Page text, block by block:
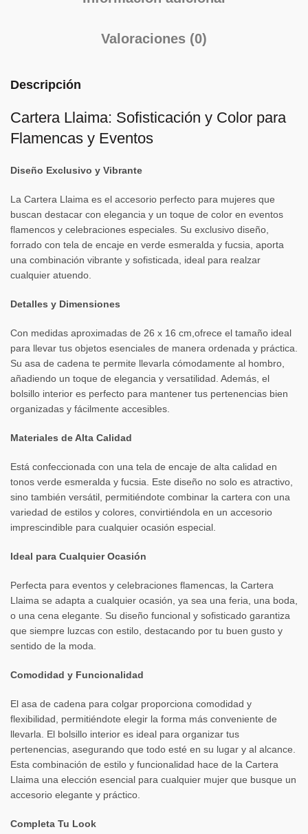
Valoraciones (0)
Descripción
Cartera Llaima: Sofisticación y Color para
Flamencas y Eventos
Diseño Exclusivo y Vibrante
La Cartera Llaima es el accesorio perfecto para mujeres que
buscan destacar con elegancia y un toque de color en eventos
flamencos y celebraciones especiales. Su exclusivo diseño,
forrado con tela de encaje en verde esmeralda y fucsia, aporta
una combinación vibrante y sofisticada, ideal para realzar
cualquier atuendo.
Detalles y Dimensiones
Con medidas aproximadas de 26 x 16 cm,ofrece el tamaño ideal
para llevar tus objetos esenciales de manera ordenada y práctica.
Su asa de cadena te permite llevarla cómodamente al hombro,
añadiendo un toque de elegancia y versatilidad. Además, el
bolsillo interior es perfecto para mantener tus pertenencias bien
organizadas y fácilmente accesibles.
Materiales de Alta Calidad
Está confeccionada con una tela de encaje de alta calidad en
tonos verde esmeralda y fucsia. Este diseño no solo es atractivo,
sino también versátil, permitiéndote combinar la cartera con una
variedad de estilos y colores, convirtiéndola en un accesorio
imprescindible para cualquier ocasión especial.
Ideal para Cualquier Ocasión
Perfecta para eventos y celebraciones flamencas, la Cartera
Llaima se adapta a cualquier ocasión, ya sea una feria, una boda,
o una cena elegante. Su diseño funcional y sofisticado garantiza
que siempre luzcas con estilo, destacando por tu buen gusto y
sentido de la moda.
Comodidad y Funcionalidad
El asa de cadena para colgar proporciona comodidad y
flexibilidad, permitiéndote elegir la forma más conveniente de
llevarla. El bolsillo interior es ideal para organizar tus
pertenencias, asegurando que todo esté en su lugar y al alcance.
Esta combinación de estilo y funcionalidad hace de la Cartera
Llaima una elección esencial para cualquier mujer que busque un
accesorio elegante y práctico.
Completa Tu Look